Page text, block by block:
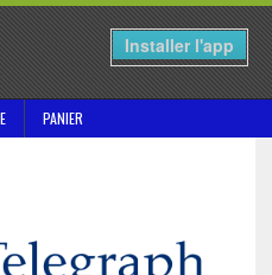
Installer l'app
PANIER